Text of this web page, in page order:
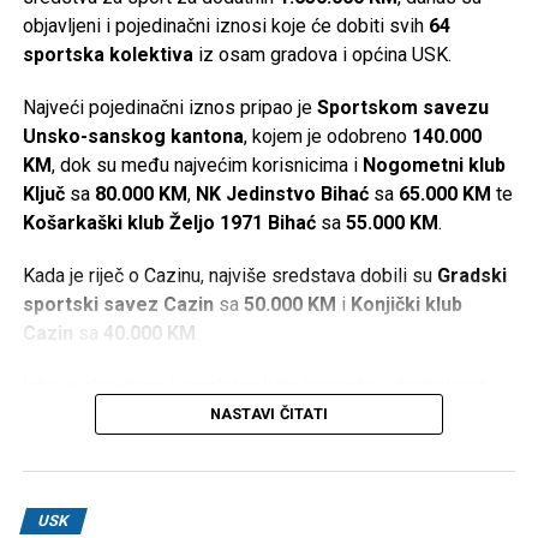
objavljeni i pojedinačni iznosi koje će dobiti svih 64
sportska kolektivaiz osam gradova i općina USK.
Najveći pojedinačni iznos pripao je Sportskom savezu
Unsko-sanskog kantona, kojem je odobreno 140.000
KM, dok su među najvećim korisnicima i Nogometni klub
Ključsa 80.000 KM, NK Jedinstvo Bihaćsa 65.000 KM te
Košarkaški klub Željo 1971 Bihaćsa 55.000 KM.
Kada je riječ o Cazinu, najviše sredstava dobili su Gradski
sportski savez Cazinsa 50.000 KM i Konjički klub
Cazin sa 40.000 KM
iznosa, u dostupnim informacijama nisu navedeni kriteriji
pojedini sportski kolektiv.
NASTAVI ČITATI
USK